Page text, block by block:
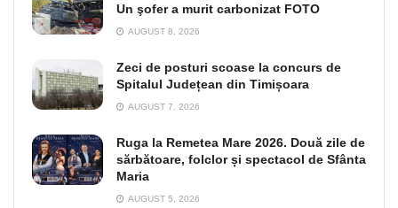
Un şofer a murit carbonizat FOTO
AUGUST 8, 2026
Zeci de posturi scoase la concurs de
Spitalul Județean din Timișoara
AUGUST 7, 2026
Ruga la Remetea Mare 2026. Două zile de
sărbătoare, folclor și spectacol de Sfânta
Maria
AUGUST 5, 2026